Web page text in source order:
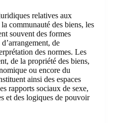
relatives aux
communauté des biens, les
souvent des formes
de
des normes. Les
de la propriété des biens,
ou encore du
ainsi des espaces
rapports sociaux de sexe,
et des logiques de pouvoir